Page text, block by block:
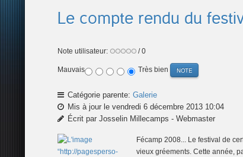
Le compte rendu du
Note utilisateur: / 0
Mauvais Très bien
Catégorie parente: Galerie
Mis à jour le vendredi 6 décembre 2013 10:04
Écrit par Josselin Millecamps - Webmaster
Fécamp 2008... Le festival de
vieux gréements. Cette année,